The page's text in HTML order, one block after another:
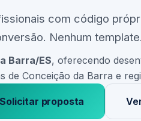
com código
Nenhum
Barra/ES, oferecendo
de Conceição da Barra e
Solicitar proposta